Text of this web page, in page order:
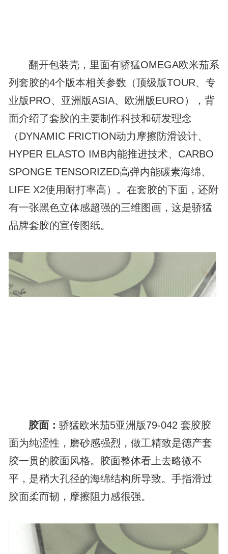
翻开包装壳，里面有骄猛OMEGA欧米茄系
列套胶的4个版本相关参数（顶级版TOUR、专
业版PRO、亚洲版ASIA、欧洲版EURO），背
面介绍了套胶的主要制作科技和研发理念
（DYNAMIC FRICTION动力摩擦防滑设计、
HYPER ELASTO IMB内能推进技术、CARBO
SPONGE TENSORIZED高弹内能碳素海绵、
LIFE X2使用耐打率高）。在套胶的下面，还附
有一张黑色立体感超强的三维图画，这是骄猛
品牌套胶的宣传图纸。
胶面：骄猛欧米茄5亚洲版79-042 套胶胶
面为纯涩性，磨砂感强烈，做工精致是德产套
胶一贯的胶面风格。胶面整体看上去略微不
平，是稍大孔径的海绵结构所导致。手指滑过
胶面柔而韧，摩擦阻力感很强。